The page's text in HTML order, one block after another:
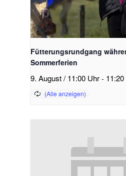
Fütterungsrundgang
Sommerferien
9. August / 11:00 Uhr- 11:20